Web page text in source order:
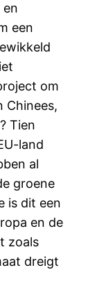
een
om
Chinees,
Tien
land
al
groene
is dit een
en de
zoals
dreigt